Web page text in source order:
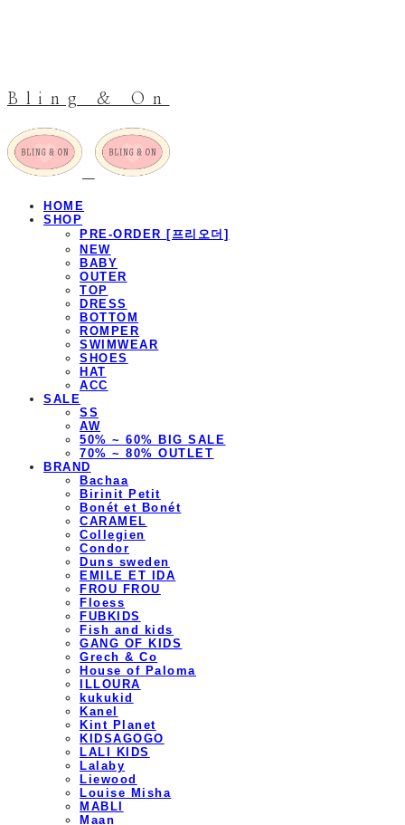
Bling & On
HOME
SHOP
PRE-ORDER [프리오더]
NEW
BABY
OUTER
TOP
DRESS
BOTTOM
ROMPER
SWIMWEAR
SHOES
HAT
ACC
SALE
SS
AW
50% ~ 60% BIG SALE
70% ~ 80% OUTLET
BRAND
Bachaa
Birinit Petit
Bonét et Bonét
CARAMEL
Collegien
Condor
Duns sweden
EMILE ET IDA
FROU FROU
Floess
FUBKIDS
Fish and kids
GANG OF KIDS
Grech & Co
House of Paloma
ILLOURA
kukukid
Kanel
Kint Planet
KIDSAGOGO
LALI KIDS
Lalaby
Liewood
Louise Misha
MABLI
Maan